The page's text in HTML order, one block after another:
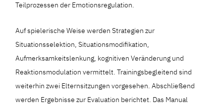
Teilprozessen der Emotionsregulation.
Auf spielerische Weise werden Strategien zur
Situationsselektion, Situationsmodifikation,
Aufmerksamkeitslenkung, kognitiven Veränderung und
Reaktionsmodulation vermittelt. Trainingsbegleitend sind
weiterhin zwei Elternsitzungen vorgesehen. Abschließend
werden Ergebnisse zur Evaluation berichtet. Das Manual